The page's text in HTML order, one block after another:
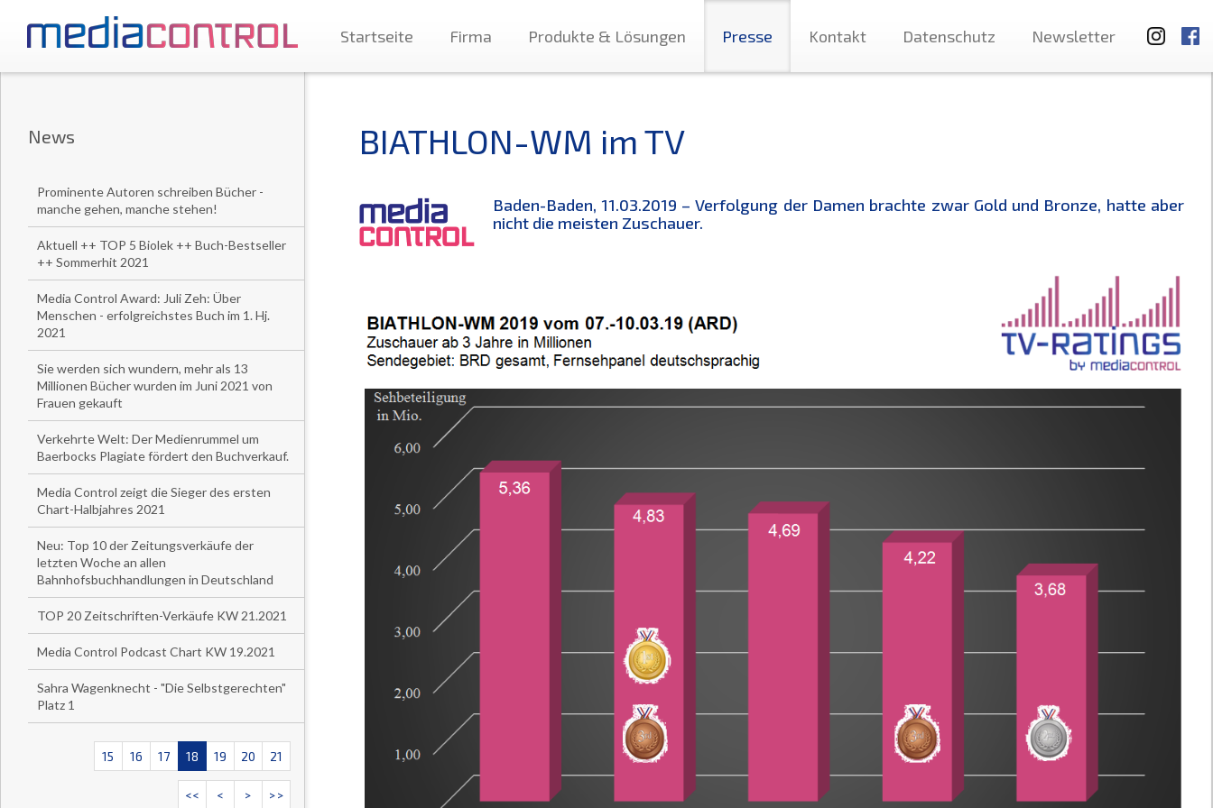
Startseite Firma Produkte & Lösungen Presse Kontakt Datenschutz Newsletter
News
Prominente Autoren schreiben Bücher -
manche gehen, manche stehen!
Aktuell ++ TOP 5 Biolek ++ Buch-Bestseller
++ Sommerhit 2021
Media Control Award: Juli Zeh: Über
Menschen - erfolgreichstes Buch im 1. Hj.
2021
Sie werden sich wundern, mehr als 13
Millionen Bücher wurden im Juni 2021 von
Frauen gekauft
Verkehrte Welt: Der Medienrummel um
Baerbocks Plagiate fördert den Buchverkauf.
Media Control zeigt die Sieger des ersten
Chart-Halbjahres 2021
Neu: Top 10 der Zeitungsverkäufe der
letzten Woche an allen
Bahnhofsbuchhandlungen in Deutschland
TOP 20 Zeitschriften-Verkäufe KW 21.2021
Media Control Podcast Chart KW 19.2021
Sahra Wagenknecht - "Die Selbstgerechten"
Platz 1
15 16 17 18 19 20 21
<< < > >>
BIATHLON-WM im TV
Baden-Baden, 11.03.2019 – Verfolgung der Damen brachte zwar Gold und Bronze, hatte aber
nicht die meisten Zuschauer.